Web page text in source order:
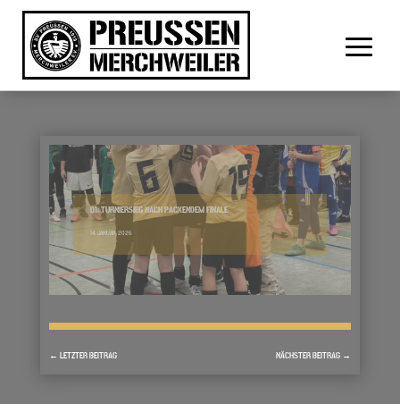
D1: TURNIERSIEG NACH PACKENDEM FINALE
14. JANUAR 2026
← LETZTER BEITRAG NÄCHSTER BEITRAG →